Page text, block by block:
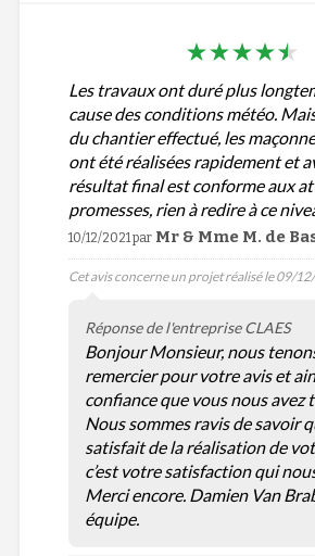
Les travaux ont duré plus
cause des conditions météo.
du chantier effectué, les
ont été réalisées rapidement et
résultat final est conforme aux
promesses, rien à redire à ce
10/12/2021 par Mr & Mme M. de
Cet avis concerne un projet réalisé le 09/
Réponse de l'entreprise CLAES
Bonjour Monsieur, nous
remercier pour votre avis et
confiance que vous nous avez
Nous sommes ravis de savoir
satisfait de la réalisation de
c’est votre satisfaction qui
Merci encore. Damien Van
équipe.